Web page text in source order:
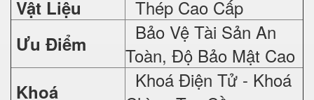
Vật Liệu Thép Cao Cấp
Ưu Điểm
Bảo Vệ Tài Sản An
Toàn, Độ Bảo Mật Cao
Khoá
Khoá Điện Tử - Khoá